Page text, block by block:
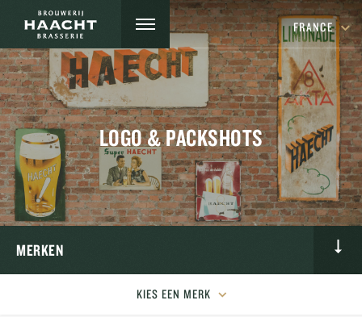
FRANCE
LOGO & PACKSHOTS
MERKEN
KIES EEN MERK